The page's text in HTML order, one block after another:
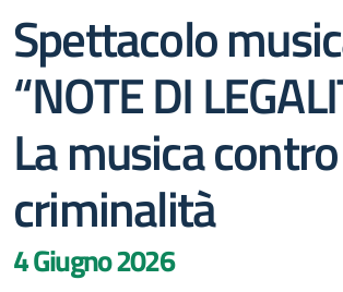
Spettacolo
“NOTE DI
La musica
criminalità
4 Giugno 2026